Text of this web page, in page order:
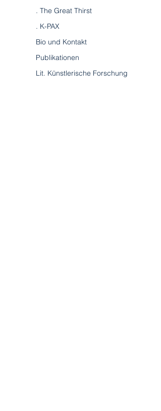
. The Great Thirst
. K-PAX
Bio und Kontakt
Publikationen
Lit. Künstlerische Forschung